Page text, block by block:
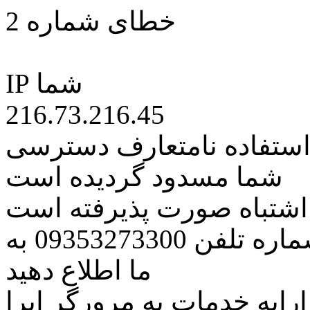
خطای شماره 2
IP شما
216.73.216.45
نامتعارف دسترسی
شما مسدود گردیده است
اشتباه صورت پذیرفته است
مراتب این مسئله را از طریق شماره تلفن 09353273300 به
ما اطلاع دهید
خدمات به مرورگر اپرا